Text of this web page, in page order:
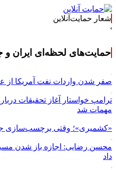
شعار حمایت‌آنلاین
حمایت‌های لحظه‌ای ایران و
صفر شدن واردات نفت آمریکا از
ترامپ خواستار آغاز تحقیقات
مهمات شد
«کشمیری»؛ وقتی برچسب‌سازی
محسن رضایی: اجازه باز شدن
داد